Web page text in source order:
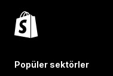
Popüler sektörler